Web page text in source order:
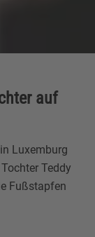
auf
Luxemburg
Teddy
Fußstapfen